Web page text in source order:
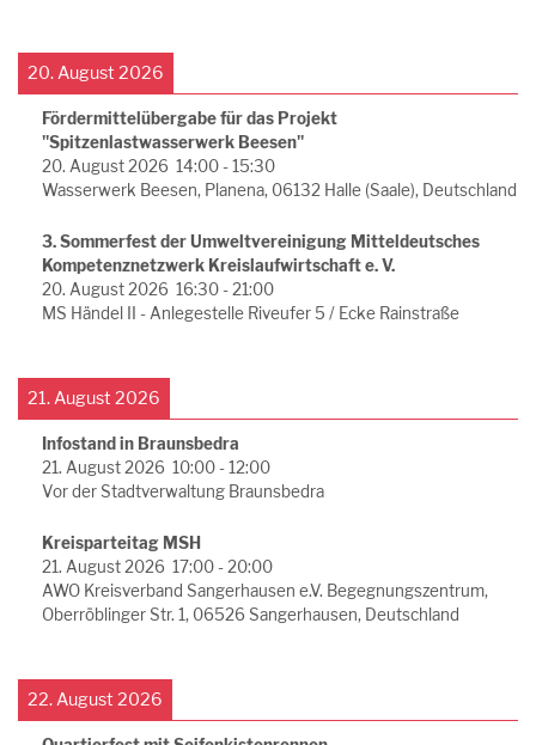
20. August 2026
Fördermittelübergabe für das Projekt
"Spitzenlastwasserwerk Beesen"
20. August 2026 14:00-15:30
Wasserwerk Beesen, Planena, 06132 Halle (Saale), Deutschland
3. Sommerfest der Umweltvereinigung Mitteldeutsches
Kompetenznetzwerk Kreislaufwirtschaft e. V.
20. August 2026 16:30-21:00
MS Händel II - Anlegestelle Riveufer 5 / Ecke Rainstraße
21. August 2026
Infostand in Braunsbedra
21. August 2026 10:00-12:00
Vor der Stadtverwaltung Braunsbedra
Kreisparteitag MSH
21. August 2026 17:00- 20:00
AWO Kreisverband Sangerhausen e.V. Begegnungszentrum,
Oberröblinger Str. 1, 06526 Sangerhausen, Deutschland
22. August 2026